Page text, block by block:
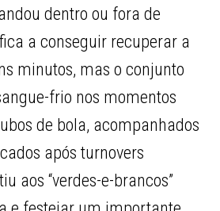
dentro ou fora de
a conseguir recuperar a
minutos, mas o conjunto
frio nos momentos
de bola, acompanhados
após turnovers
aos “verdes-e-brancos”